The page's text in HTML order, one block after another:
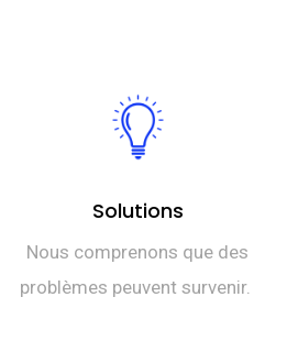
Solutions
Nous comprenons que des
problèmes peuvent survenir.